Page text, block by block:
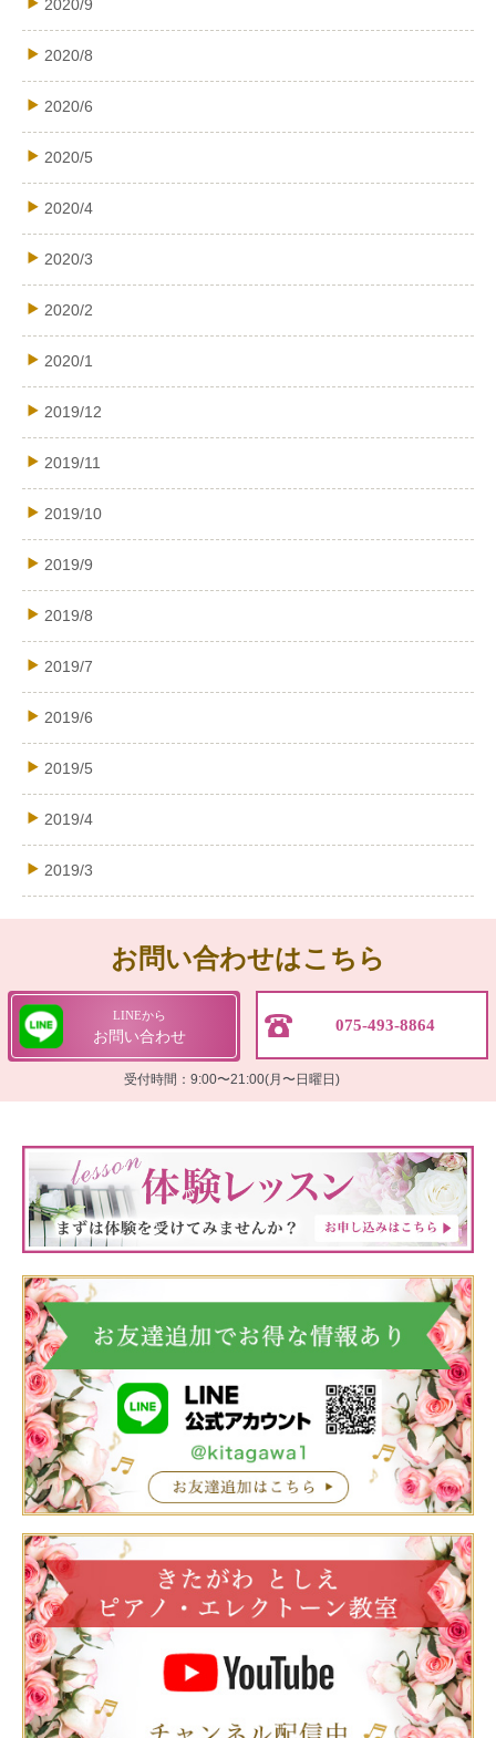
2020/9
2020/8
2020/6
2020/5
2020/4
2020/3
2020/2
2020/1
2019/12
2019/11
2019/10
2019/9
2019/8
2019/7
2019/6
2019/5
2019/4
2019/3
お問い合わせはこちら
LINEから
お問い合わせ
075-493-8864
受付時間：9:00〜21:00(月〜日曜日)